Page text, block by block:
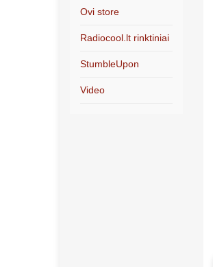
Ovi store
Radiocool.lt rinktiniai
StumbleUpon
Video